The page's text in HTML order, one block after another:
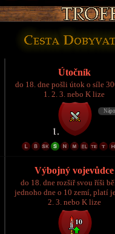
Útočník
do 18. dne pošli útok o síle
1. 2. 3. nebo K lize
Výbojný vojevůdce
do 18. dne rozšiř svou říši
jednoho dne o 10 zemí, platí
2. 3. nebo K lize